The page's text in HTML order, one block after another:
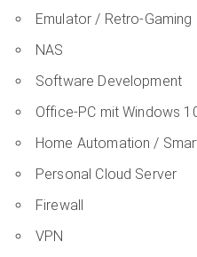
Emulator / Retro-Gaming
NAS
Software Development
Office-PC mit Windows
Home Automation /
Personal Cloud Server
Firewall
VPN